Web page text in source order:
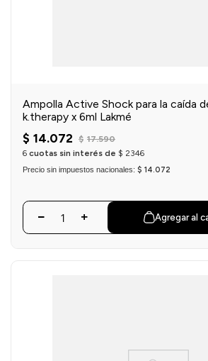
Ampolla Active Shock para la caída
k.therapy x 6ml Lakmé
$ 14.072 $ 17.590
6 cuotas sin interés de $ 2346
Precio sin impuestos nacionales: $ 14.072
Agregar al